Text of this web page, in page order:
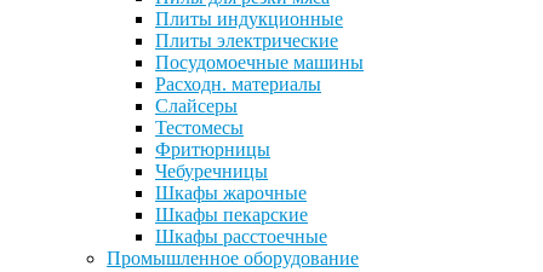
Плиты индукционные
Плиты электрические
Посудомоечные машины
Расходн. материалы
Слайсеры
Тестомесы
Фритюрницы
Чебуречницы
Шкафы жарочные
Шкафы пекарские
Шкафы расстоечные
Промышленное оборудование